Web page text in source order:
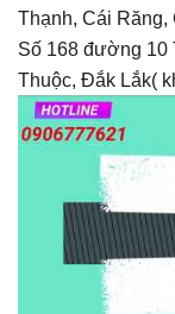
Thạnh, Cái
Số 168 đường 10
Thuộc, Đắk Lắk(